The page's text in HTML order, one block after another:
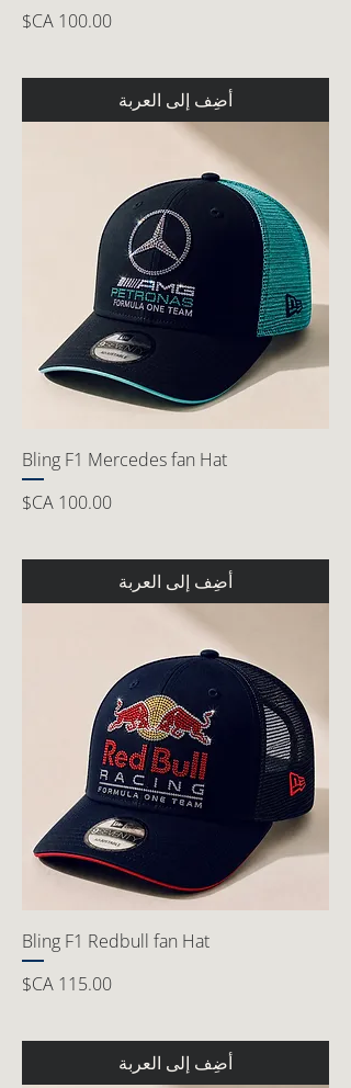
السعر
أضِف إلى العربة
Bling F1 Mercedes fan Hat
السعر
أضِف إلى العربة
Bling F1 Redbull fan Hat
السعر
أضِف إلى العربة